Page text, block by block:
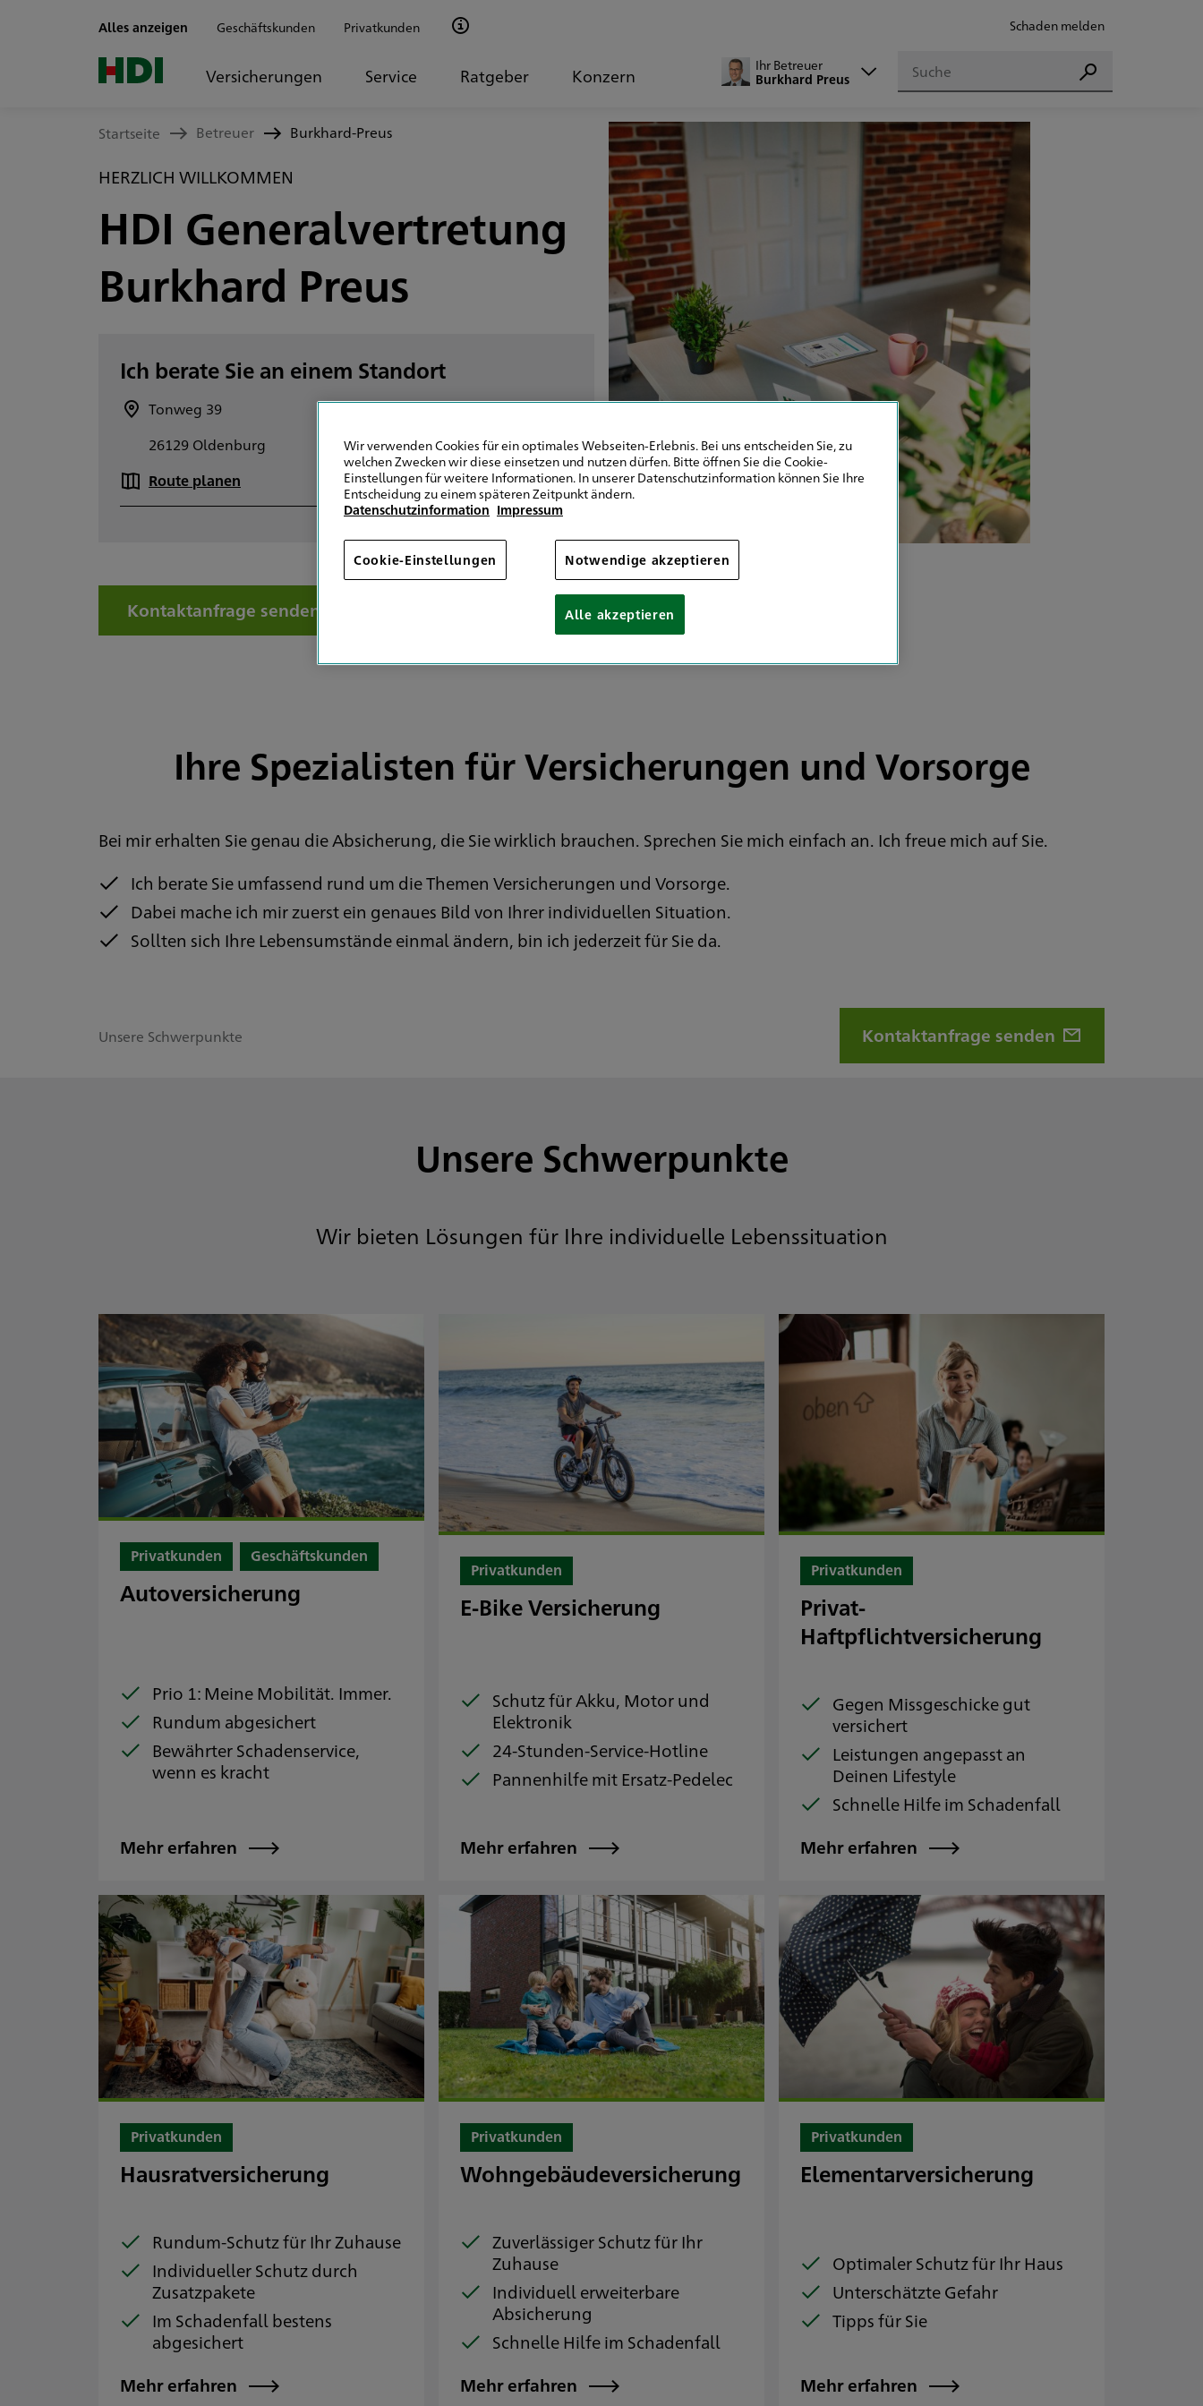
Alles anzeigen Geschäftskunden Privatkunden Schaden melden
Versicherungen Service Ratgeber Konzern
Ihr Betreuer
Burkhard Preus
Suchen
Suchen
Startseite Betreuer Burkhard-Preus
HERZLICH WILLKOMMEN
HDI Generalvertretung
Burkhard Preus
Ich berate Sie an einem Standort
Tonweg 39
26129 Oldenburg
Route planen
+49 441 57006757
+49 511 6451151426
E-Mail senden
Kontaktanfrage senden
Ihre Spezialisten für Versicherungen und Vorsorge
Bei mir erhalten Sie genau die Absicherung, die Sie wirklich brauchen. Sprechen Sie mich einfach an. Ich freue mich auf Sie.
Ich berate Sie umfassend rund um die Themen Versicherungen und Vorsorge.
Dabei mache ich mir zuerst ein genaues Bild von Ihrer individuellen Situation.
Sollten sich Ihre Lebensumstände einmal ändern, bin ich jederzeit für Sie da.
Unsere Schwerpunkte Kontaktanfrage senden
Unsere Schwerpunkte
Wir bieten Lösungen für Ihre individuelle Lebenssituation
Privatkunden Geschäftskunden
Autoversicherung
Prio 1: Meine Mobilität. Immer.
Rundum abgesichert
Bewährter Schadenservice,
wenn es kracht
Mehr erfahren
Privatkunden
E-Bike Versicherung
Schutz für Akku, Motor und
Elektronik
24-Stunden-Service-Hotline
Pannenhilfe mit Ersatz-Pedelec
Mehr erfahren
Privatkunden
Privat-
Haftpflichtversicherung
Gegen Missgeschicke gut
versichert
Leistungen angepasst an
Deinen Lifestyle
Schnelle Hilfe im Schadenfall
Mehr erfahren
Privatkunden
Hausratversicherung
Rundum-Schutz für Ihr Zuhause
Individueller Schutz durch
Zusatzpakete
Im Schadenfall bestens
abgesichert
Mehr erfahren
Privatkunden
Wohngebäudeversicherung
Zuverlässiger Schutz für Ihr
Zuhause
Individuell erweiterbare
Absicherung
Schnelle Hilfe im Schadenfall
Mehr erfahren
Privatkunden
Elementarversicherung
Optimaler Schutz für Ihr Haus
Unterschätzte Gefahr
Tipps für Sie
Mehr erfahren
Wir verwenden Cookies für ein optimales Webseiten-Erlebnis. Bei uns entscheiden Sie, zu
welchen Zwecken wir diese einsetzen und nutzen dürfen. Bitte öffnen Sie die Cookie-
Einstellungen für weitere Informationen. In unserer Datenschutzinformation können Sie Ihre
Entscheidung zu einem späteren Zeitpunkt ändern.
Datenschutzinformation Impressum
Cookie-Einstellungen Notwendige akzeptieren
Alle akzeptieren